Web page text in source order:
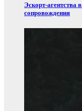
Эскорт‑агентства
сопровождения